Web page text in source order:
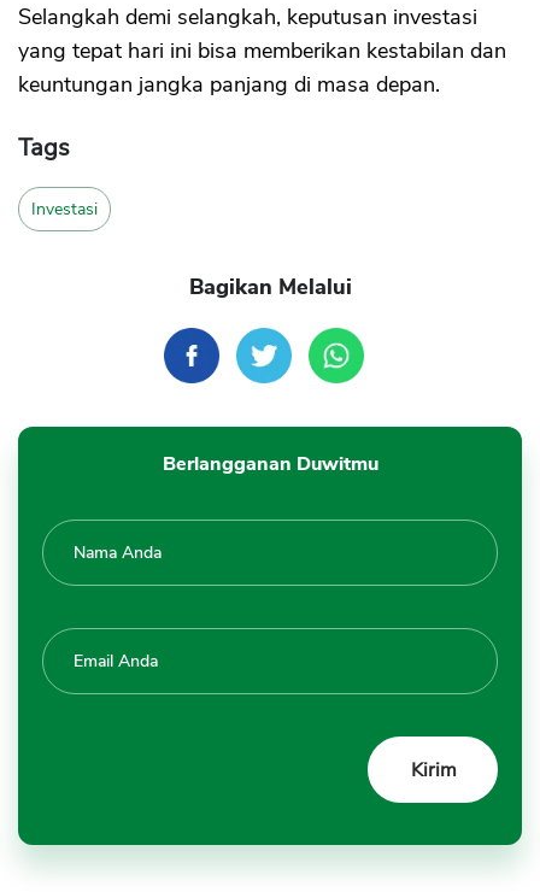
Selangkah demi selangkah, keputusan investasi
yang tepat hari ini bisa memberikan kestabilan dan
keuntungan jangka panjang di masa depan.
Tags
Investasi
Bagikan Melalui
Berlangganan Duwitmu